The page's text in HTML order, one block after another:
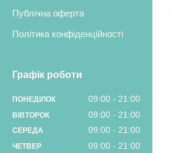
Публічна оферта
Політика конфіденційності
Графік роботи
ПОНЕДІЛОК 09:00 21:00
ВІВТОРОК 09:00 21:00
СЕРЕДА 09:00 21:00
ЧЕТВЕР 09:00 21:00